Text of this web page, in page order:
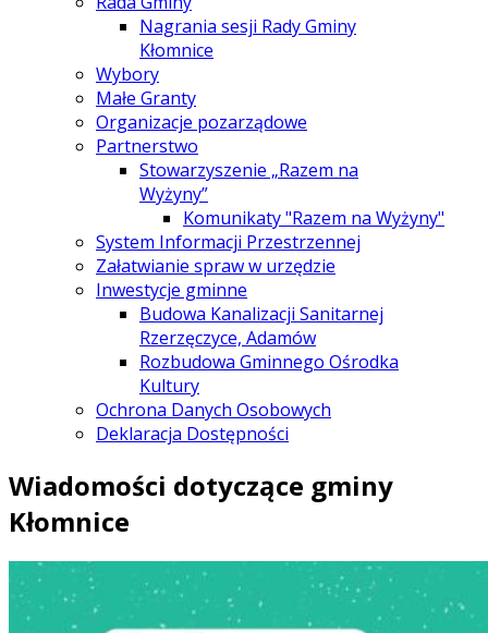
Nagrania sesji Rady Gminy
Kłomnice
Wybory
Małe Granty
Organizacje pozarządowe
Partnerstwo
Stowarzyszenie „Razem na
Wyżyny”
Komunikaty "Razem na Wyżyny"
System Informacji Przestrzennej
Załatwianie spraw w urzędzie
Inwestycje gminne
Budowa Kanalizacji Sanitarnej
Rzerzęczyce, Adamów
Rozbudowa Gminnego Ośrodka
Kultury
Ochrona Danych Osobowych
Deklaracja Dostępności
Wiadomości dotyczące gminy
Kłomnice